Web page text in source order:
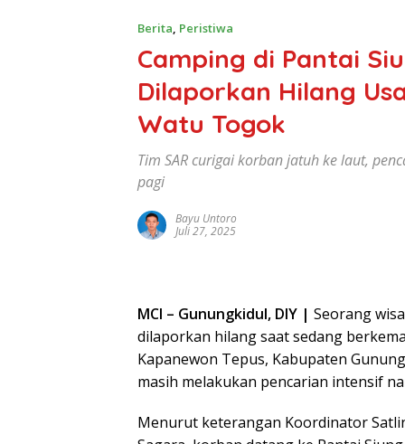
Berita, Peristiwa
Camping di Pantai
Dilaporkan Hilang
Watu Togok
Tim SAR curigai korban jatuh ke laut,
pagi
Bayu Untoro
Juli 27, 2025
MCI – Gunungkidul, DIY | Seorang
dilaporkan hilang saat sedang
Kapanewon Tepus, Kabupaten
masih melakukan pencarian intensif
Menurut keterangan Koordinator